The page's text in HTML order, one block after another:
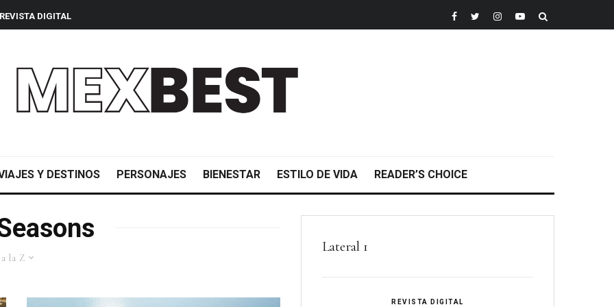
REVISTA DIGITAL
Y DESTINOS PERSONAJES BIENESTAR ESTILO DE VIDA READER’S CHOICE
la Z
Lateral 1
REVISTA DIGITAL